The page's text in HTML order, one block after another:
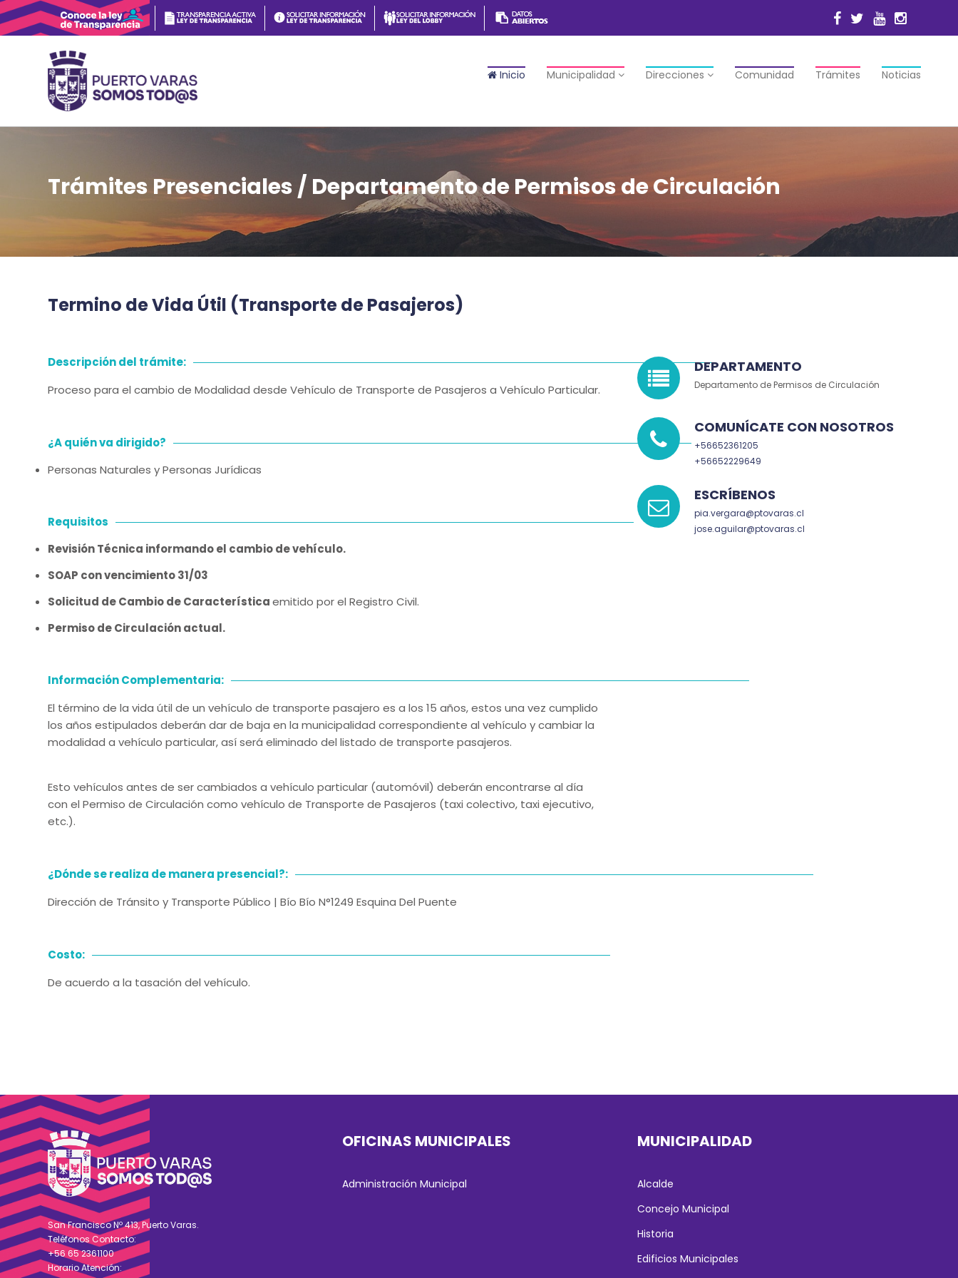
Inicio Municipalidad Direcciones Comunidad Trámites Noticias
Trámites Presenciales / Departamento de Permisos de Circulación
Termino de Vida Útil (Transporte de Pasajeros)
Descripción del trámite:
Proceso para el cambio de Modalidad desde Vehículo de Transporte de Pasajeros a Vehículo Particular.
¿A quién va dirigido?
Personas Naturales y Personas Jurídicas
Requisitos
Revisión Técnica informando el cambio de vehículo.
SOAP con vencimiento 31/03
Solicitud de Cambio de Característicaemitido por el Registro Civil.
Permiso de Circulación actual.
Información Complementaria:
El término de la vida útil de un vehículo de transporte pasajero es a los 15 años, estos una vez cumplido
los años estipulados deberán dar de baja en la municipalidad correspondiente al vehículo y cambiar la
modalidad a vehículo particular, así será eliminado del listado de transporte pasajeros.
Esto vehículos antes de ser cambiados a vehículo particular (automóvil) deberán encontrarse al día
con el Permiso de Circulación como vehículo de Transporte de Pasajeros (taxi colectivo, taxi ejecutivo,
etc.).
¿Dónde se realiza de manera presencial?:
Dirección de Tránsito y Transporte Público | Bío Bío N°1249 Esquina Del Puente
Costo:
De acuerdo a la tasación del vehículo.
DEPARTAMENTO
Departamento de Permisos de Circulación
COMUNÍCATE CON NOSOTROS
+56652361205
+56652229649
ESCRÍBENOS
pia.vergara@ptovaras.cl
jose.aguilar@ptovaras.cl
San Francisco Nº 413, Puerto Varas.
Teléfonos Contacto:
+56 65 2361100
Horario Atención:
OFICINAS MUNICIPALES
Administración Municipal
MUNICIPALIDAD
Alcalde
Concejo Municipal
Historia
Edificios Municipales